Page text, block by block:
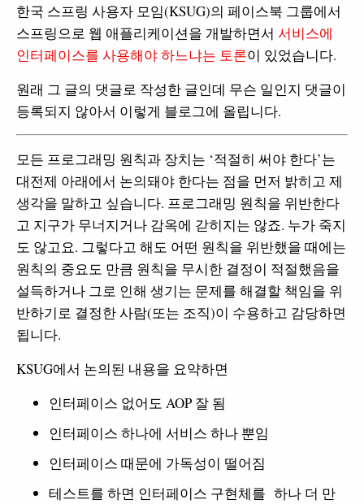
한국 스프링 사용자 모임(KSUG)의 페이스북 그룹에서
스프링으로 웹 애플리케이션을 개발하면서 서비스에
인터페이스를 사용해야 하느냐는 토론이 있었습니다.
원래 그 글의 댓글로 작성한 글인데 무슨 일인지 댓글이
등록되지 않아서 이렇게 블로그에 올립니다.
모든 프로그래밍 원칙과 장치는 ‘적절히 써야 한다’는
대전제 아래에서 논의돼야 한다는 점을 먼저 밝히고 제
생각을 말하고 싶습니다. 프로그래밍 원칙을 위반한다
고 지구가 무너지거나 감옥에 갇히지는 않죠. 누가 죽지
도 않고요. 그렇다고 해도 어떤 원칙을 위반했을 때에는
원칙의 중요도 만큼 원칙을 무시한 결정이 적절했음을
설득하거나 그로 인해 생기는 문제를 해결할 책임을 위
반하기로 결정한 사람(또는 조직)이 수용하고 감당하면
됩니다.
KSUG에서 논의된 내용을 요약하면
인터페이스 없어도 AOP 잘 됨
인터페이스 하나에 서비스 하나 뿐임
인터페이스 때문에 가독성이 떨어짐
테스트를 하면 인터페이스 구현체를 하나 더 만